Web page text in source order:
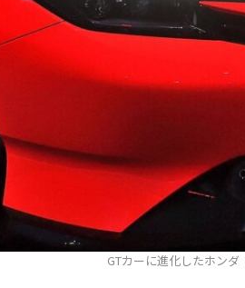
GTカーに進化したホンダ